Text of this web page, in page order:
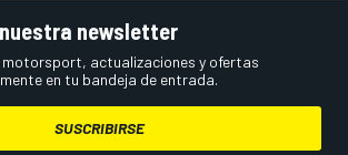
newsletter
motorsport, actualizaciones y ofertas
en tu bandeja de entrada.
SUSCRIBIRSE